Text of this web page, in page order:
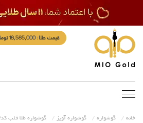
قیمت طلا: 18,585,000 تومان
Toggle
خانه گوشواره گوشواره آویز گوشواره طلا قلب کدE1713